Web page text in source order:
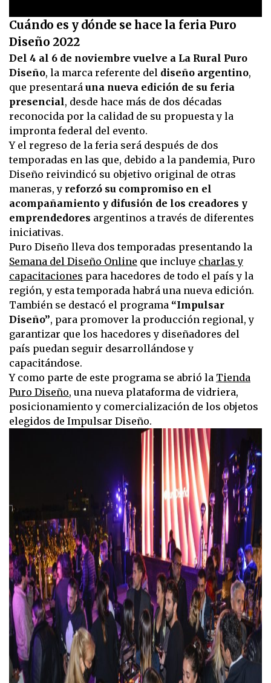
0
seconds
of
1
minute,
2
seconds
Cuándo es y dónde se hace la feria Puro
Diseño 2022
Del 4 al 6 de noviembre vuelve a La Rural Puro
Diseño, la marca referente del diseño argentino,
que presentará una nueva edición de su feria
presencial, desde hace más de dos décadas
reconocida por la calidad de su propuesta y la
impronta federal del evento.
Y el regreso de la feria será después de dos
temporadas en las que, debido a la pandemia, Puro
Diseño reivindicó su objetivo original de otras
maneras, y reforzó su compromiso en el
acompañamiento y difusión de los creadores y
emprendedores argentinos a través de diferentes
iniciativas.
Puro Diseño lleva dos temporadas presentando la
Semana del Diseño Online que incluye charlas y
capacitaciones para hacedores de todo el país y la
región, y esta temporada habrá una nueva edición.
También se destacó el programa “Impulsar
Diseño”, para promover la producción regional, y
garantizar que los hacedores y diseñadores del
país puedan seguir desarrollándose y
capacitándose.
Y como parte de este programa se abrió la Tienda
Puro Diseño, una nueva plataforma de vidriera,
posicionamiento y comercialización de los objetos
elegidos de Impulsar Diseño.